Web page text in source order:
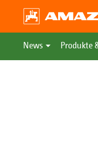
News Produkte